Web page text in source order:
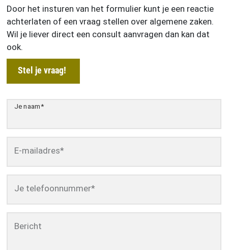
Door het insturen van het formulier kunt je een reactie
achterlaten of een vraag stellen over algemene zaken.
Wil je liever direct een consult aanvragen dan kan dat
ook.
Stel je vraag!
Je naam*
E-mailadres*
Je telefoonnummer*
Bericht